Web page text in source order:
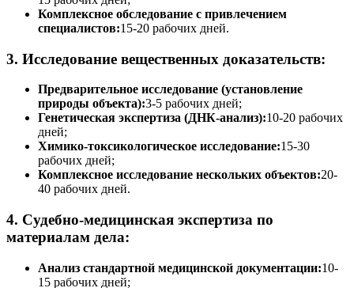
Комплексное обследование с привлечением
специалистов:15-20 рабочих дней.
3. Исследование вещественных доказательств:
Предварительное исследование (установление
природы объекта):3-5 рабочих дней;
Генетическая экспертиза (ДНК-анализ):10-20 рабочих
дней;
Химико-токсикологическое исследование:15-30
рабочих дней;
Комплексное исследование нескольких объектов:20-
40 рабочих дней.
4. Судебно-медицинская экспертиза по
материалам дела:
Анализ стандартной медицинской документации:10-
15 рабочих дней;